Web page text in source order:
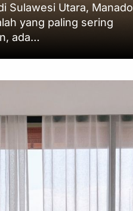
Sulawesi Utara, Manado
yang paling sering
ada…